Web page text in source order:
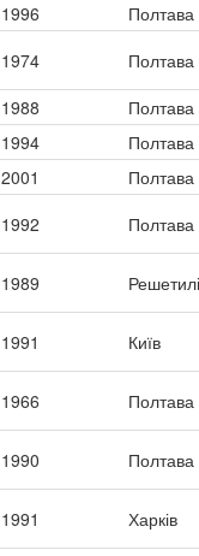
1996
Полтава
1974
Полтава
1988
Полтава
1994
Полтава
2001
Полтава
1992 Полтава
1989
1991 Київ
1966 Полтава
1990 Полтава
1991 Харків